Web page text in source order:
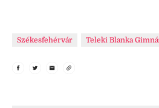
Székesfehérvár Teleki Blanka